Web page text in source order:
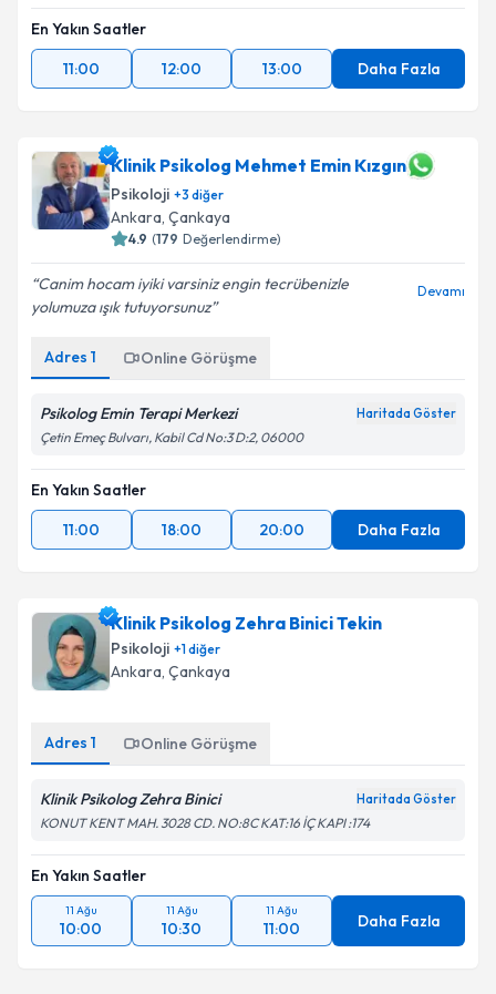
En Yakın Saatler
11:00
12:00 13:00 Daha Fazla
Klinik Psikolog Mehmet Emin Kızgın
Psikoloji +3 diğer
Ankara, Çankaya
4.9 (179 Değerlendirme)
Canim hocam iyiki varsiniz engin tecrübenizle
yolumuza ışık tutuyorsunuz
Devamı
Adres 1 Online Görüşme
Psikolog Emin Terapi Merkezi Haritada Göster
Çetin Emeç Bulvarı, Kabil Cd No:3 D:2, 06000
En Yakın Saatler
11:00
18:00 20:00 Daha Fazla
Klinik Psikolog Zehra Binici Tekin
Psikoloji +1diğer
Ankara, Çankaya
Adres 1 Online Görüşme
Klinik Psikolog Zehra Binici Haritada Göster
KONUT KENT MAH. 3028 CD. NO:8C KAT:16 İÇ KAPI :174
En Yakın Saatler
11 Ağu
10:00
11 Ağu
10:30
11 Ağu
11:00 Daha Fazla